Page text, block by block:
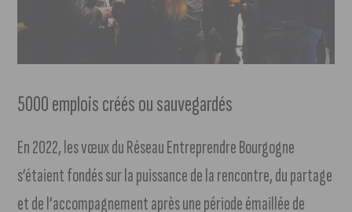
5000 emplois créés ou sauvegardés
En 2022, les vœux du Réseau Entreprendre Bourgogne
s’étaient fondés sur la puissance de la rencontre, du partage
et de l’accompagnement après une période émaillée de